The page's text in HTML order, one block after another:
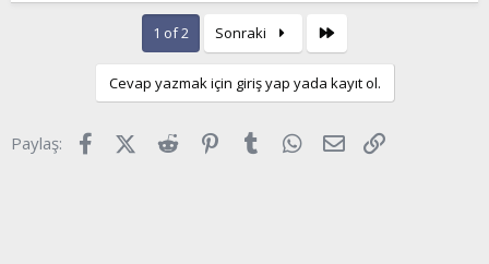
1 of 2 Sonraki Son
Cevap yazmak için giriş yap yada kayıt ol.
Paylaş: FacebookX (Twitter)
Reddit Pinterest
Tumblr WhatsApp
E-posta